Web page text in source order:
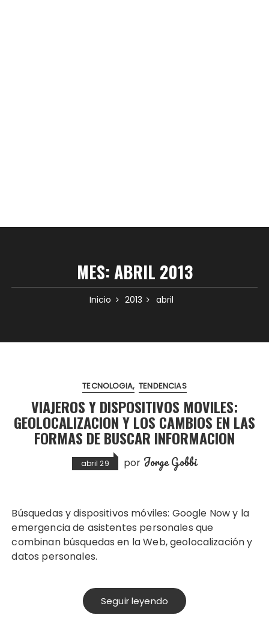
MES:ABRIL 2013
Inicio 2013 abril
TECNOLOGIA TENDENCIAS
VIAJEROS Y DISPOSITIVOS MOVILES:
GEOLOCALIZACION Y LOS CAMBIOS EN LAS
FORMAS DE BUSCAR INFORMACION
abril 29 por Jorge Gobbi
Búsquedas y dispositivos móviles: Google Now y la
emergencia de asistentes personales que
combinan búsquedas en la Web, geolocalización y
datos personales.
Seguir leyendo